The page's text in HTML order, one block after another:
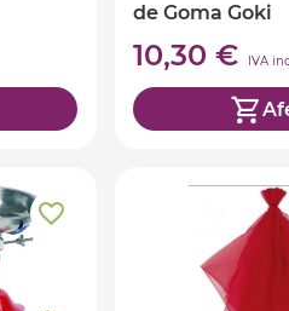
de Goma Goki
10,30 € IVA